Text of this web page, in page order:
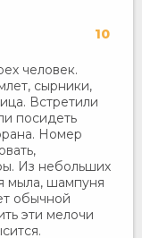
10
человек.
сырники,
Встретили
посидеть
Номер
Из небольших
мыла, шампуня
обычной
эти мелочи